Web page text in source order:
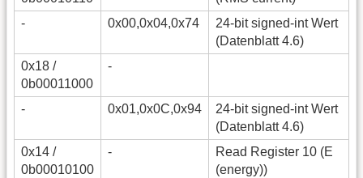
-
0x00,0x04,0x74
24-bit signed-int Wert
(Datenblatt 4.6)
0x18 /
0b00011000
-
- 0x01,0x0C,0x94
24-bit signed-int Wert
(Datenblatt 4.6)
0x14 /
0b00010100
-
Read Register 10 (E
(energy))